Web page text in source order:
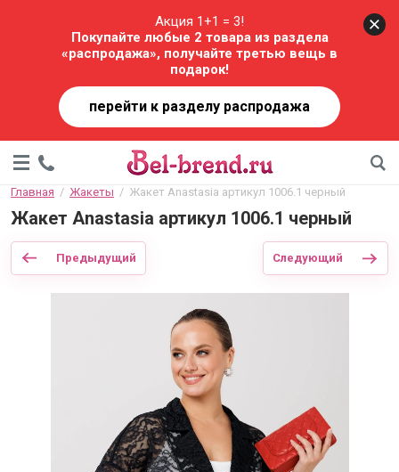
Акция 1+1 = 3!
Покупайте любые 2 товара из раздела
«распродажа», получайте третью вещь в
подарок!
перейти к разделу распродажа
Главная
  /
Жакеты
  /  Жакет Anastasia артикул 1006.1 черный
Жакет Anastasia артикул 1006.1 черный
Предыдущий Следующий